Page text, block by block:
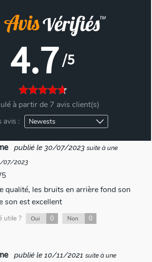
4.7/5
à partir de 7 avis client(s)
avis :
publié le 30/07/2023 suite à une
07/2023
qualité, les bruits en arrière fond son
son est excellent
utile ? Oui 0 Non 0
publié le 10/11/2021 suite à une